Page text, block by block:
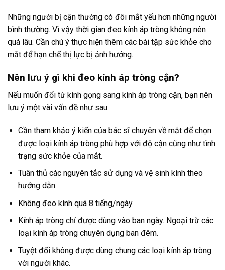
Những người bị cận thường có đôi mắt yếu hơn những người
bình thường. Vì vậy thời gian đeo kính áp tròng không nên
quá lâu. Cần chú ý thực hiện thêm các bài tập sức khỏe cho
mắt để hạn chế thị lực bị ảnh hưởng.
Nên lưu ý gì khi đeo kính áp tròng cận?
Nếu muốn đổi từ kính gọng sang kính áp tròng cận, bạn nên
lưu ý một vài vấn đề như sau:
Cần tham khảo ý kiến của bác sĩ chuyên về mắt để chọn
được loại kính áp tròng phù hợp với độ cận cũng như tình
trạng sức khỏe của mắt.
Tuân thủ các nguyên tắc sử dụng và vệ sinh kính theo
hướng dẫn.
Không đeo kính quá 8 tiếng/ngày.
Kính áp tròng chỉ được dùng vào ban ngày. Ngoại trừ các
loại kính áp tròng chuyên dụng ban đêm.
Tuyệt đối không được dùng chung các loại kính áp tròng
với người khác.